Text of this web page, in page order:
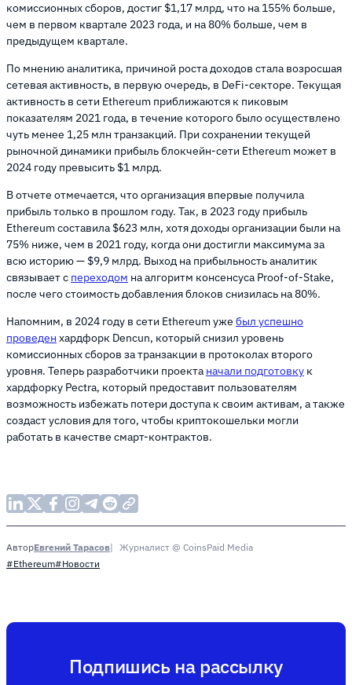
комиссионных сборов, достиг $1,17 млрд, что на 155% больше,
чем в первом квартале 2023 года, и на 80% больше, чем в
предыдущем квартале.
По мнению аналитика, причиной роста доходов стала возросшая
сетевая активность, в первую очередь, в DeFi-секторе. Текущая
активность в сети Ethereum приближаются к пиковым
показателям 2021 года, в течение которого было осуществлено
чуть менее 1,25 млн транзакций. При сохранении текущей
рыночной динамики прибыль блокчейн-сети Ethereum может в
2024 году превысить $1 млрд.
В отчете отмечается, что организация впервые получила
прибыль только в прошлом году. Так, в 2023 году прибыль
Ethereum составила $623 млн, хотя доходы организации были на
75% ниже, чем в 2021 году, когда они достигли максимума за
всю историю — $9,9 млрд. Выход на прибыльность аналитик
связывает с переходом на алгоритм консенсуса Proof-of-Stake,
после чего стоимость добавления блоков снизилась на 80%.
Напомним, в 2024 году в сети Ethereum уже был успешно
проведен хардфорк Dencun, который снизил уровень
комиссионных сборов за транзакции в протоколах второго
уровня. Теперь разработчики проекта начали подготовку к
хардфорку Pectra, который предоставит пользователям
возможность избежать потери доступа к своим активам, а также
создаст условия для того, чтобы криптокошельки могли
работать в качестве смарт-контрактов.
АвторЕвгений Тарасов
Журналист @ CoinsPaid Media
#Ethereum#Новости
Подпишись на рассылку